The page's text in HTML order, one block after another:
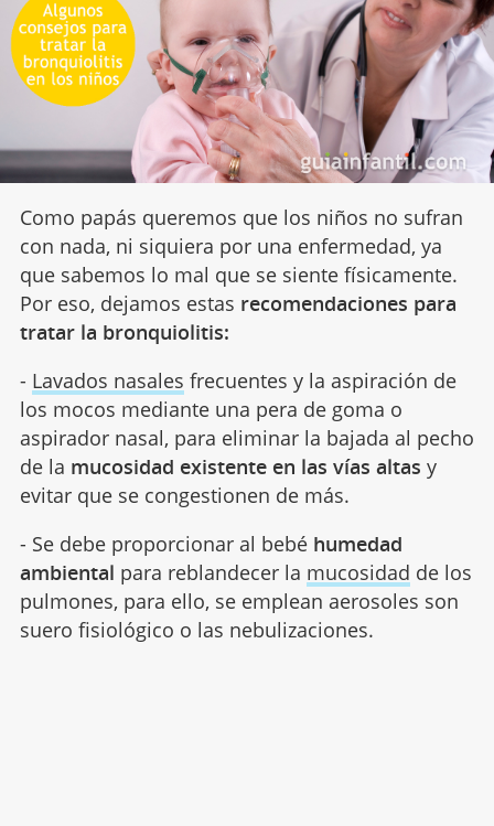
Como papás queremos que los niños no sufran
con nada, ni siquiera por una enfermedad, ya
que sabemos lo mal que se siente físicamente.
Por eso, dejamos estas recomendaciones para
tratar la bronquiolitis:
- Lavados nasales frecuentes y la aspiración de
los mocos mediante una pera de goma o
aspirador nasal, para eliminar la bajada al pecho
de la mucosidad existente en las vías altas y
evitar que se congestionen de más.
- Se debe proporcionar al bebé humedad
ambiental para reblandecer la mucosidad de los
pulmones, para ello, se emplean aerosoles son
suero fisiológico o las nebulizaciones.